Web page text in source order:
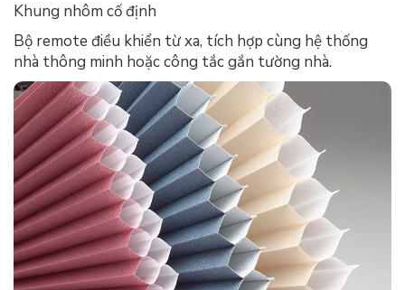
Khung nhôm cố định
Bộ remote điều khiển từ xa, tích hợp cùng hệ thống
nhà thông minh hoặc công tắc gắn tường nhà.